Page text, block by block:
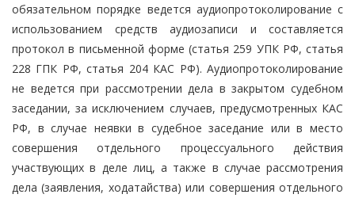
обязательном порядке ведется аудиопротоколирование с
использованием средств аудиозаписи и составляется
протокол в письменной форме (статья 259 УПК РФ, статья
228 ГПК РФ, статья 204 КАС РФ). Аудиопротоколирование
не ведется при рассмотрении дела в закрытом судебном
заседании, за исключением случаев, предусмотренных КАС
РФ, в случае неявки в судебное заседание или в место
совершения отдельного процессуального действия
участвующих в деле лиц, а также в случае рассмотрения
дела (заявления, ходатайства) или совершения отдельного